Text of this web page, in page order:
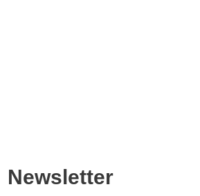
Newsletter